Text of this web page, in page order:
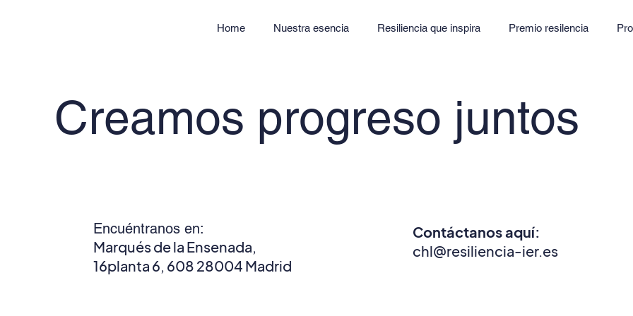
Home Nuestra esencia Resiliencia que inspira Premio resilencia
Creamos progreso juntos
Encuéntranos en:
Marqués de la Ensenada,
16planta 6, 608 28004 Madrid
Contáctanos aquí:
chl@resiliencia-ier.es